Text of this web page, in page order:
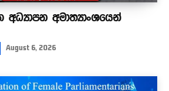
අධ්‍යාපන අමාත්‍යාංශයෙන්
August 6, 2026